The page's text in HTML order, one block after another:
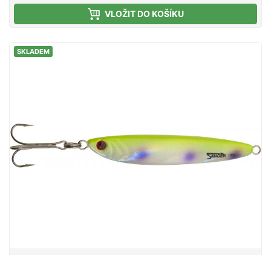
VLOŽIT DO KOŠÍKU
SKLADEM